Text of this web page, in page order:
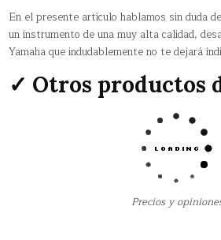
En el presente artículo hablamos sin duda
un instrumento de una muy alta calidad,
Yamaha que indudablemente no te dejará
✓ Otros productos
Precios y